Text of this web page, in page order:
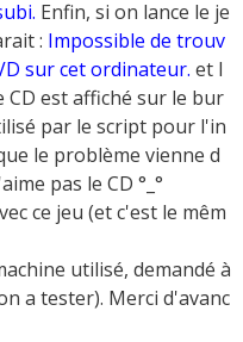
Enfin, si on lance le je
: Impossible de trouv
sur cet ordinateur. et l
est affiché sur le bur
par le script pour l'in
le problème vienne d
pas le CD °_°
ce jeu (et c'est le mêm
utilisé, demandé à
a tester). Merci d'avanc